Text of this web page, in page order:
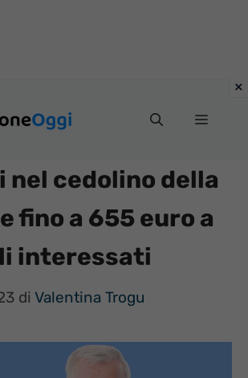
Menu
nel cedolino della
fino a 655 euro a
interessati
di Valentina Trogu